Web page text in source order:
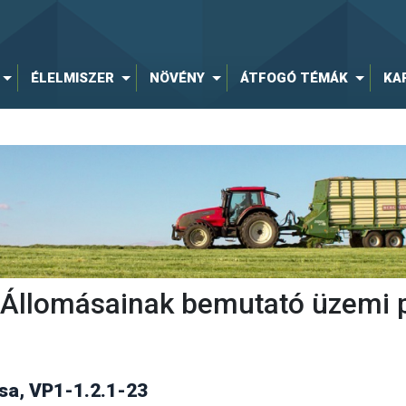
ÉLELMISZER NÖVÉNY ÁTFOGÓ TÉMÁK
bemutató üzemi
VP1-1.2.1-23